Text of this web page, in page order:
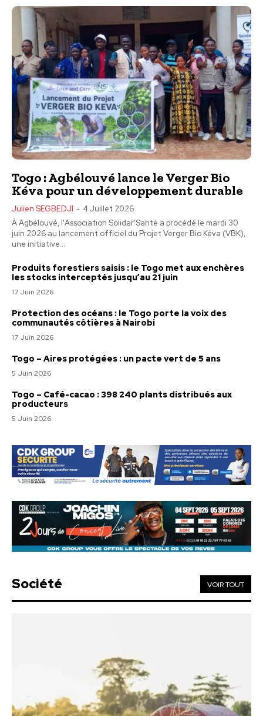
Togo : Agbélouvé lance le Verger Bio
Kéva pour un développement durable
Julien SEGBEDJI - 4 Juillet 2026
À Agbélouvé, l'Association Solidar'Santé a procédé le mardi 30
juin 2026 au lancement officiel du Projet Verger Bio Kéva (VBK),
une initiative...
Produits forestiers saisis : le Togo met aux enchères
les stocks interceptés jusqu’au 21 juin
17 Juin 2026
Protection des océans : le Togo porte la voix des
communautés côtières à Nairobi
17 Juin 2026
Togo – Aires protégées : un pacte vert de 5 ans
5 Juin 2026
Togo – Café-cacao : 398 240 plants distribués aux
producteurs
5 Juin 2026
Société VOIR TOUT